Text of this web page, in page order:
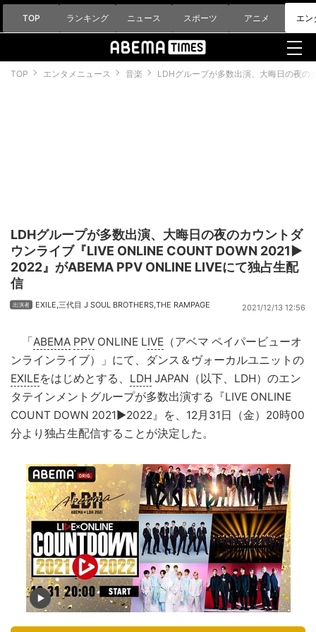
TOP ランキング ニュース スポーツ アニメ エン
TOP エンタメニュース 音楽 LDHグループが多数出演、大晦日の夜
LDHグループが多数出演、大晦日の夜のカウントダ
ウンライブ『LIVE ONLINE COUNT DOWN 2021▶
2022』がABEMA PPV ONLINE LIVEにて独占生配
信
EXILE 三代目 J SOUL BROTHERS THE RAMPAGE 2021/12/13 12:56
「ABEMA PPV ONLINE LIVE （アベマ ペイパービューオ
ンラインライブ）」にて、ダンス＆ヴォーカルユニットの
EXILEをはじめとする、 LDH JAPAN（以下、LDH）のエン
タテインメントグループが多数出演する『LIVE ONLINE
COUNT DOWN 2021▶2022』を、12月31日（金）20時00
分より独占生配信することが決定した。